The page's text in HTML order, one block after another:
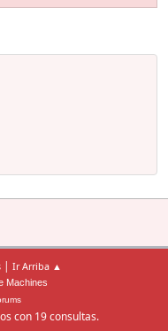
| Ir Arriba ▲
Machines
con 19 consultas.